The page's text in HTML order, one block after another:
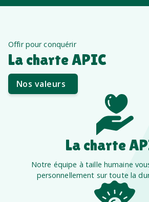
Offir pour conquérir
La charte APIC
Nos valeurs
La charte
Notre équipe à taille humaine
personnellement sur toute la